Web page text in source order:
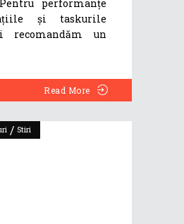
performanțe
și taskurile
recomandăm un
Read More
/ Stiri